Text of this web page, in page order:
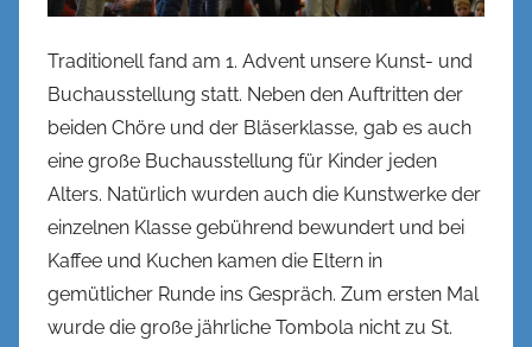
Traditionell fand am 1. Advent unsere Kunst- und
Buchausstellung statt. Neben den Auftritten der
beiden Chöre und der Bläserklasse, gab es auch
eine große Buchausstellung für Kinder jeden
Alters. Natürlich wurden auch die Kunstwerke der
einzelnen Klasse gebührend bewundert und bei
Kaffee und Kuchen kamen die Eltern in
gemütlicher Runde ins Gespräch. Zum ersten Mal
wurde die große jährliche Tombola nicht zu St.